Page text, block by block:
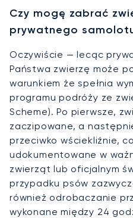
Czy mogę zabrać
prywatnego
Oczywiście — lecąc
Państwa zwierzę może
warunkiem że spełnia
programu podróży ze
Scheme). Po pierwsze,
zaczipowane, a
przeciwko wściekliźnie,
udokumentowane w
zwierząt lub oficjalnym
przypadku psów
również odrobaczanie
wykonane między 24